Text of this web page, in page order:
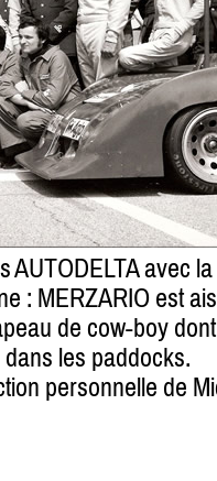
AUTODELTA avec
: MERZARIO est
de cow-boy
dans les paddocks.
personnelle de